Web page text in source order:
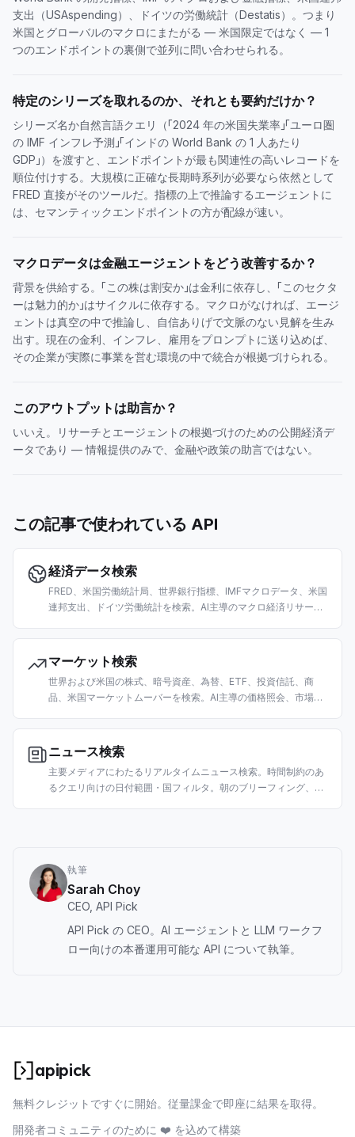
支出（USAspending）、ドイツの労働統計（Destatis）。つまり
米国とグローバルのマクロにまたがる — 米国限定ではなく — 1
つのエンドポイントの裏側で並列に問い合わせられる。
特定のシリーズを取れるのか、それとも要約だけか？
シリーズ名か自然言語クエリ（「2024 年の米国失業率」「ユーロ圏
の IMF インフレ予測」「インドの World Bank の 1 人あたり
GDP」）を渡すと、エンドポイントが最も関連性の高いレコードを
順位付けする。大規模に正確な長期時系列が必要なら依然として
FRED 直接がそのツールだ。指標の上で推論するエージェントに
は、セマンティックエンドポイントの方が配線が速い。
マクロデータは金融エージェントをどう改善するか？
背景を供給する。「この株は割安か」は金利に依存し、「このセクタ
ーは魅力的か」はサイクルに依存する。マクロがなければ、エージ
ェントは真空の中で推論し、自信ありげで文脈のない見解を生み
出す。現在の金利、インフレ、雇用をプロンプトに送り込めば、
その企業が実際に事業を営む環境の中で統合が根拠づけられる。
このアウトプットは助言か？
いいえ。リサーチとエージェントの根拠づけのための公開経済デ
ータであり — 情報提供のみで、金融や政策の助言ではない。
この記事で使われている API
経済データ検索
FRED、米国労働統計局、世界銀行指標、IMFマクロデータ、米国
連邦支出、ドイツ労働統計を検索。AI主導のマクロ経済リサーチ
マーケット検索
世界および米国の株式、暗号資産、為替、ETF、投資信託、商
品、米国マーケットムーバーを検索。AI主導の価格照会、市場デ
ニュース検索
主要メディアにわたるリアルタイムニュース検索。時間制約のあ
るクエリ向けの日付範囲・国フィルタ。朝のブリーフィング、市
執筆
Sarah Choy
CEO, API Pick
API Pick の CEO。AI エージェントと LLM ワークフ
ロー向けの本番運用可能な API について執筆。
apipick
無料クレジットですぐに開始。従量課金で即座に結果を取得。
開発者コミュニティのために ❤️ を込めて構築